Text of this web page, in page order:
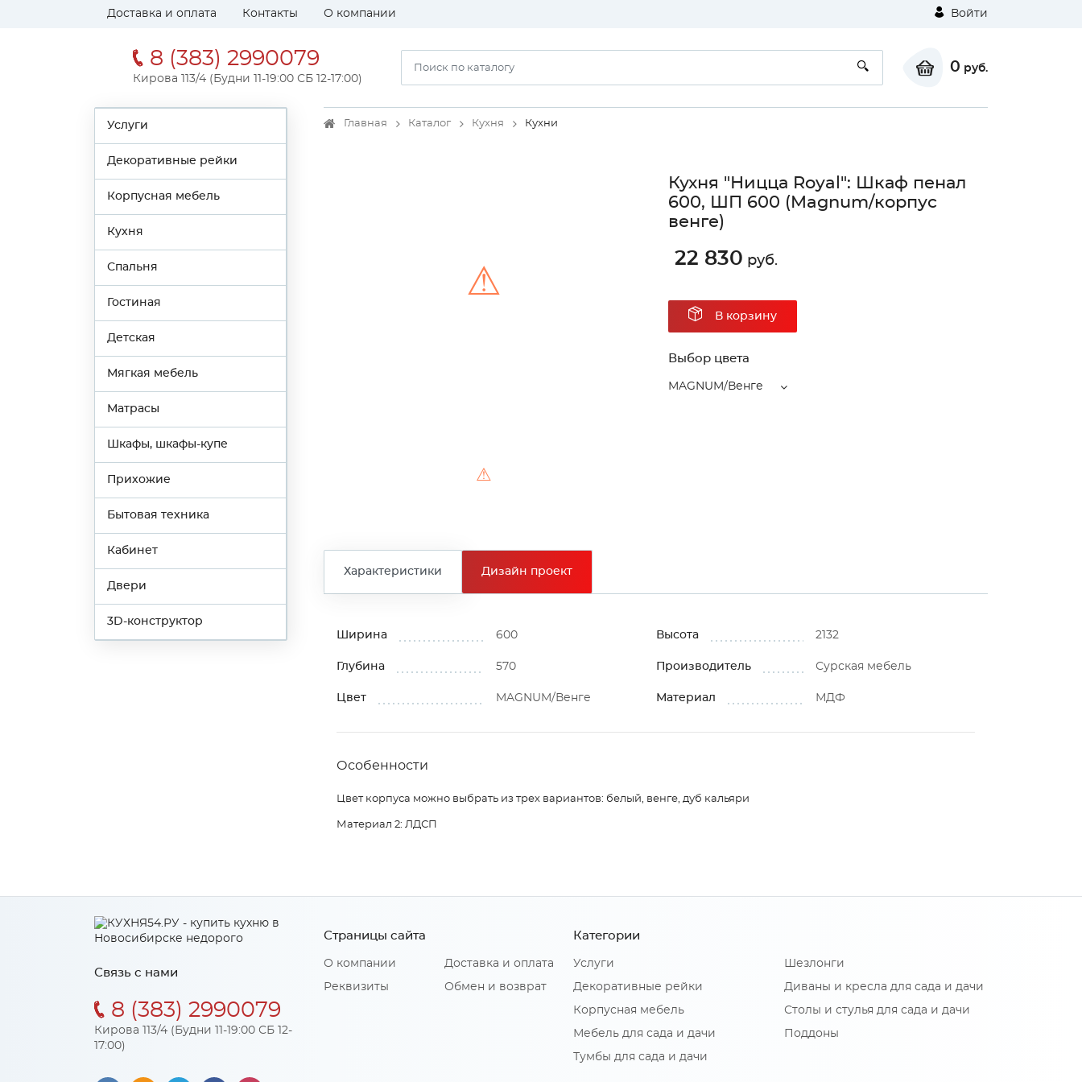
Доставка и оплата Контакты О компании Войти
8 (383) 2990079
Кирова 113/4 (Будни 11-19:00 СБ 12-17:00)
0 руб.
Услуги
Декоративные рейки
Корпусная мебель
Кухня
Спальня
Гостиная
Детская
Мягкая мебель
Матрасы
Шкафы, шкафы-купе
Прихожие
Бытовая техника
Кабинет
Двери
3D-конструктор
Главная Каталог Кухня Кухни
⚠
⚠
Кухня "Ницца Royal": Шкаф пенал
600, ШП 600 (Magnum/корпус
венге)
22 830 руб.
В корзину
Выбор цвета
MAGNUM/Венге
Характеристики Дизайн проект
Ширина 600 Высота 2132
Глубина 570 Производитель Сурская мебель
Цвет MAGNUM/Венге Материал МДФ
Особенности
Цвет корпуса можно выбрать из трех вариантов: белый, венге, дуб кальяри
Материал 2: ЛДСП
Связь с нами
8 (383) 2990079
Кирова 113/4 (Будни 11-19:00 СБ 12-
17:00)
Страницы сайта
О компании
Реквизиты
Доставка и оплата
Обмен и возврат
Категории
Услуги
Декоративные рейки
Корпусная мебель
Мебель для сада и дачи
Тумбы для сада и дачи
Шезлонги
Диваны и кресла для сада и дачи
Столы и стулья для сада и дачи
Поддоны